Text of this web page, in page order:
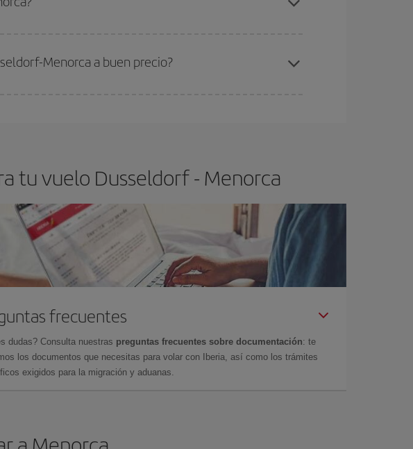
Menorca a buen precio?
tu vuelo Dusseldorf - Menorca
frecuentes
dudas? Consulta nuestras preguntas frecuentes sobre documentación: te
los documentos que necesitas para volar con Iberia, así como los trámites
exigidos para la migración y aduanas.